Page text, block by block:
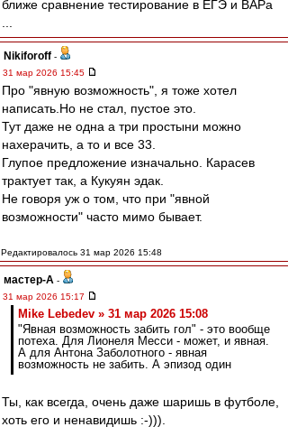
ближе сравнение тестирование в ЕГЭ и ВАРа
Nikiforoff -
31 мар 2026 15:45
Про "явную возможность", я тоже хотел
написать.Но не стал, пустое это.
Тут даже не одна а три простыни можно
нахерачить, а то и все 33.
Глупое предложение изначально. Карасев
трактует так, а Кукуян эдак.
Не говоря уж о том, что при "явной
возможности" часто мимо бывает.
Редактировалось 31 мар 2026 15:48
мастер-А -
31 мар 2026 15:17
Mike Lebedev » 31 мар 2026 15:08
"Явная возможность забить гол" - это вообще
потеха. Для Лионеля Месси - может, и явная.
А для Антона Заболотного - явная
возможность не забить. А эпизод один
Ты, как всегда, очень даже шаришь в футболе,
хоть его и ненавидишь :-))).